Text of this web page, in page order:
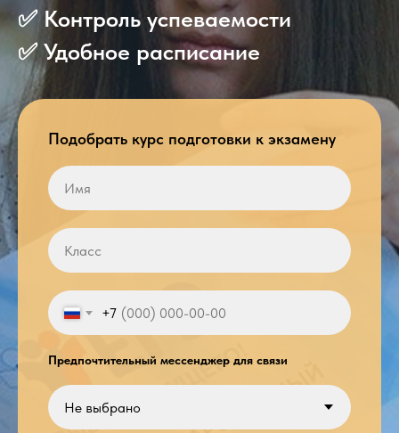
✅ Контроль успеваемости
✅ Удобное расписание
Подобрать курс подготовки к экзамену
+7
Предпочтительный мессенджер для связи